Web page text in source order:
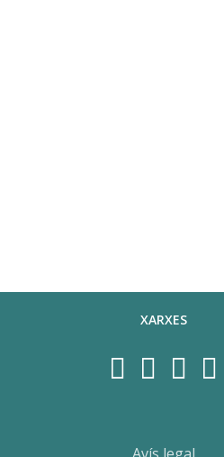
XARXES
Avís legal